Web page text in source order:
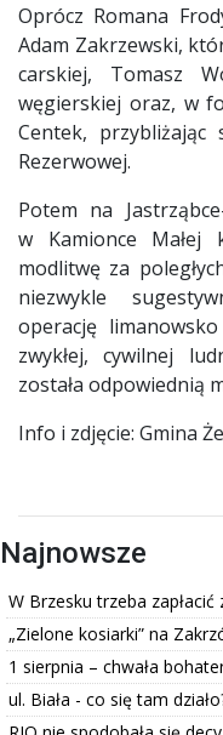
Oprócz Romana
Adam Zakrzewski,
carskiej, Tomasz
węgierskiej oraz, w
Centek, przybliżając
Rezerwowej.
Potem na
w Kamionce Małej
modlitwę za
niezwykle
operację
zwykłej, cywilnej
została odpowiednią
Info i zdjęcie: Gmina
Najnowsze
W Brzesku trzeba
„Zielone kosiarki” na
1 sierpnia – chwała
ul. Biała - co się tam